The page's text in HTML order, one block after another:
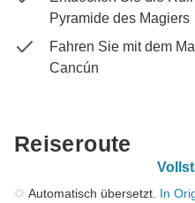
Pyramide des Magiers
Fahren Sie mit dem
Cancún
Reiseroute
Automatisch übersetzt. In